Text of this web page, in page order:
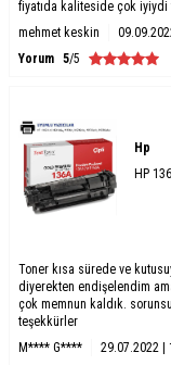
fiyatıda kaliteside çok iyiydi
mehmet keskin
Yorum 5/5
Hp
HP
Toner kısa sürede ve
diyerekten endişelendim
çok memnun kaldık.
teşekkürler
M**** G****
29.07.2022 |